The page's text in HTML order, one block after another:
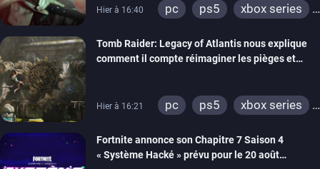
Hier à 16:40 pc ps5
xbox series
Tomb Raider: Legacy of Atlantis nous explique
comment il compte réimaginer les pièges et
Hier à 16:21 pc ps5
xbox series
Fortnite annonce son Chapitre 7 Saison 4
« Système Hacké » prévu pour le 20 août